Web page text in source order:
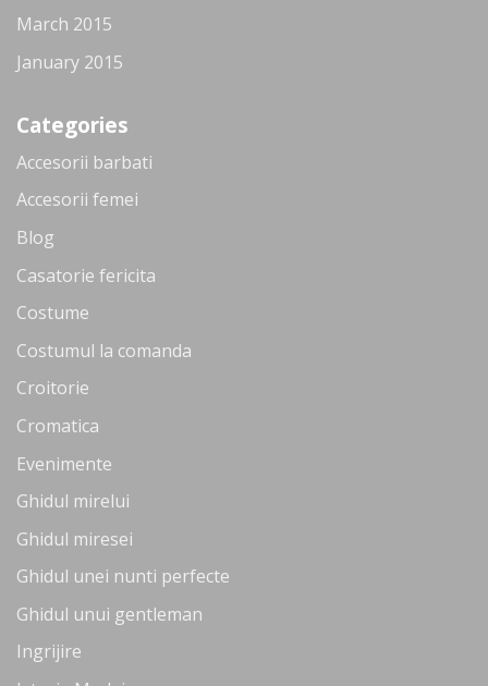
March 2015
January 2015
Categories
Accesorii barbati
Accesorii femei
Blog
Casatorie fericita
Costume
Costumul la comanda
Croitorie
Cromatica
Evenimente
Ghidul mirelui
Ghidul miresei
Ghidul unei nunti perfecte
Ghidul unui gentleman
Ingrijire